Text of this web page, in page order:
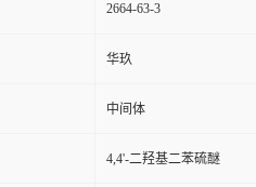
2664-63-3
华玖
中间体
4,4'-二羟基二苯硫醚